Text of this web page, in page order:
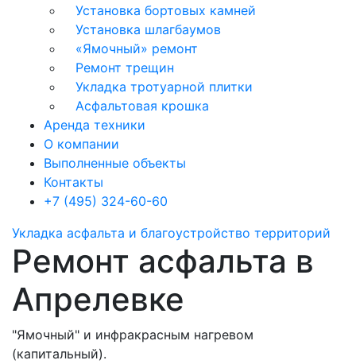
Установка бортовых камней
Установка шлагбаумов
«Ямочный» ремонт
Ремонт трещин
Укладка тротуарной плитки
Асфальтовая крошка
Аренда техники
О компании
Выполненные объекты
Контакты
+7 (495) 324-60-60
Укладка асфальта и благоустройство территорий
Ремонт асфальта в
Апрелевке
"Ямочный" и инфракрасным нагревом
(капитальный).